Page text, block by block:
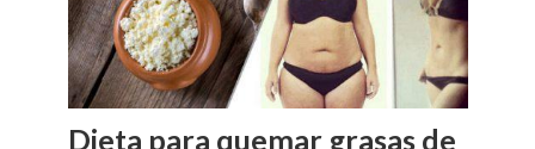
Dieta para quemar grasas de